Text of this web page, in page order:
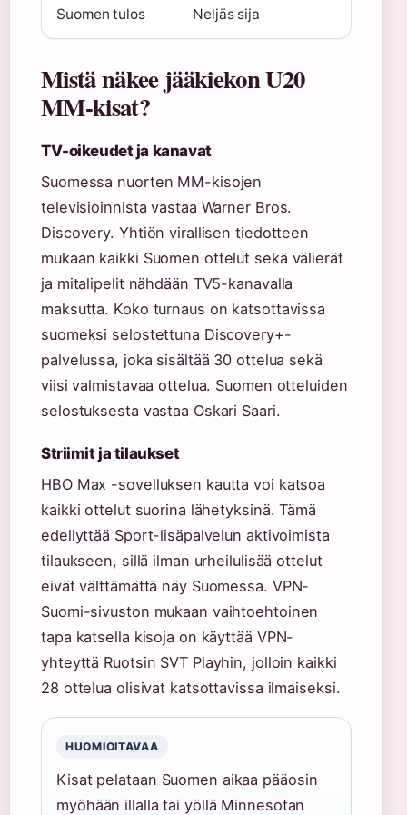
Suomen tulos Neljäs sija
Mistä näkee jääkiekon U20
MM-kisat?
TV-oikeudet ja kanavat
Suomessa nuorten MM-kisojen
televisioinnista vastaa Warner Bros.
Discovery. Yhtiön virallisen tiedotteen
mukaan kaikki Suomen ottelut sekä välierät
ja mitalipelit nähdään TV5-kanavalla
maksutta. Koko turnaus on katsottavissa
suomeksi selostettuna Discovery+-
palvelussa, joka sisältää 30 ottelua sekä
viisi valmistavaa ottelua. Suomen otteluiden
selostuksesta vastaa Oskari Saari.
Striimit ja tilaukset
HBO Max -sovelluksen kautta voi katsoa
kaikki ottelut suorina lähetyksinä. Tämä
edellyttää Sport-lisäpalvelun aktivoimista
tilaukseen, sillä ilman urheilulisää ottelut
eivät välttämättä näy Suomessa. VPN-
Suomi-sivuston mukaan vaihtoehtoinen
tapa katsella kisoja on käyttää VPN-
yhteyttä Ruotsin SVT Playhin, jolloin kaikki
28 ottelua olisivat katsottavissa ilmaiseksi.
HUOMIOITAVAA
Kisat pelataan Suomen aikaa pääosin
myöhään illalla tai yöllä Minnesotan